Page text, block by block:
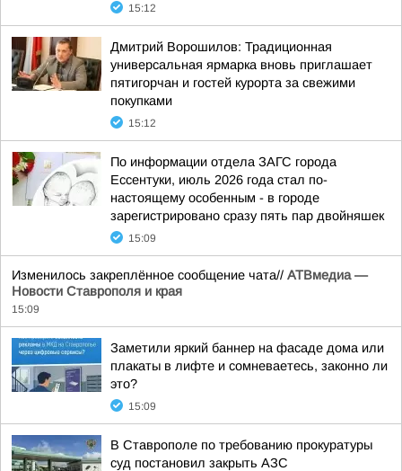
15:12
Дмитрий Ворошилов: Традиционная
универсальная ярмарка вновь приглашает
пятигорчан и гостей курорта за свежими
покупками
15:12
По информации отдела ЗАГС города
Ессентуки, июль 2026 года стал по-
настоящему особенным - в городе
зарегистрировано сразу пять пар двойняшек
15:09
Изменилось закреплённое сообщение чата// АТВмедиа —
Новости Ставрополя и края
15:09
Заметили яркий баннер на фасаде дома или
плакаты в лифте и сомневаетесь, законно ли
это?
15:09
В Ставрополе по требованию прокуратуры
суд постановил закрыть АЗС